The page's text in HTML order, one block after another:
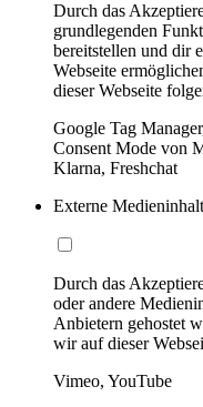
Durch das
grundlegenden
bereitstellen und dir
Webseite
dieser Webseite
Google Tag
Consent Mode von
Klarna, Freshchat
Externe
Durch das
oder andere
Anbietern gehostet
wir auf dieser
Vimeo, YouTube